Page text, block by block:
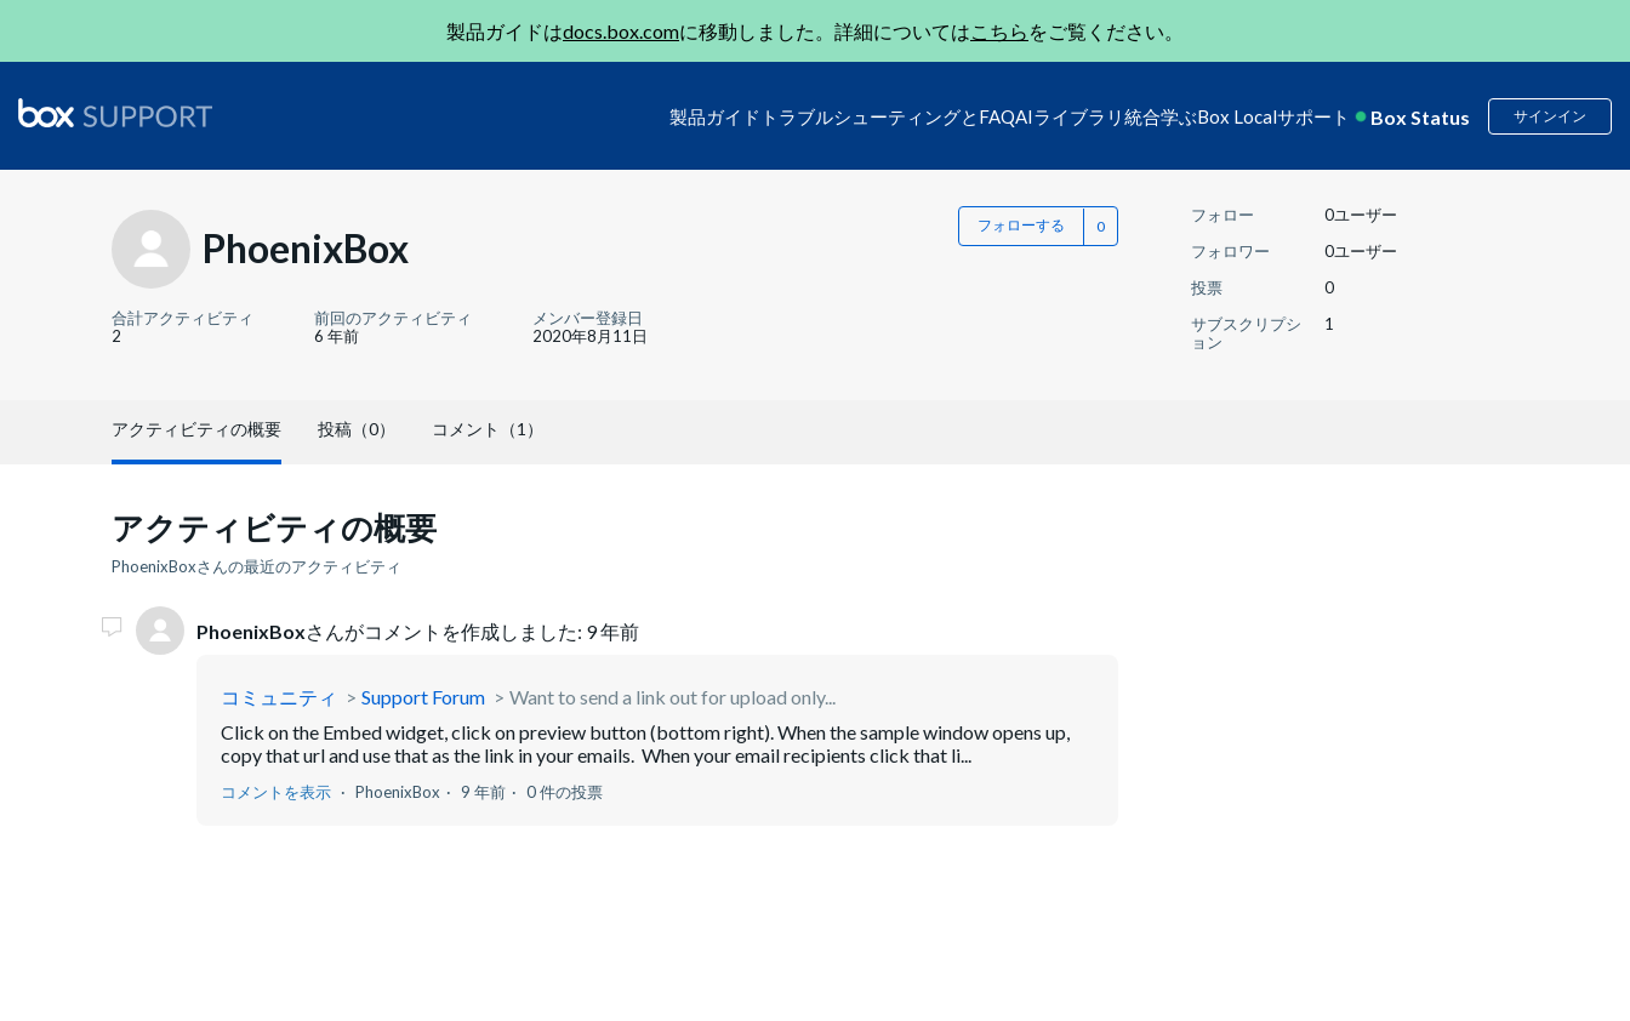
製品ガイドはdocs.box.comに移動しました。詳細についてはこちら をご覧ください。
製品ガイド トラブルシューティングとFAQAIライブラリ 統合学ぶBox Localサポート Box Status サインイン
PhoenixBox フォローする
合計アクティビティ
2
前回のアクティビティ
6 年前
メンバー登録日
2020年8月11日
フォロー
0ユーザー
フォロワー
0ユーザー
投票
0
サブスクリプシ
ョン
1
アクティビティの概要 投稿（0） コメント（1）
アクティビティの概要
PhoenixBoxさんの最近のアクティビティ
PhoenixBoxさんがコメントを作成しました: 9 年前
コミュニティ Support Forum
Want to send a link out for upload only...
Click on the Embed widget, click on preview button (bottom right). When the sample window opens up,
copy that url and use that as the link in your emails. When your email recipients click that li...
コメントを表示 PhoenixBox 9 年前 0 件の投票